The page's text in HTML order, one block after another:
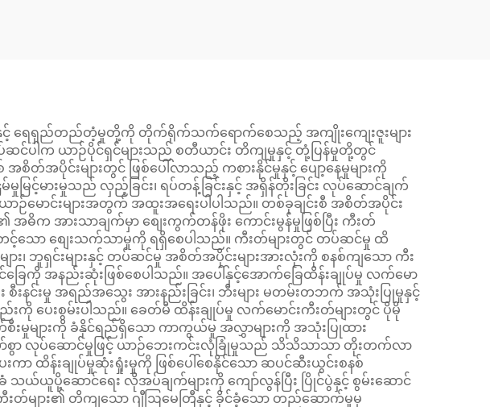
နှင့် ရေရှည်တည်တံ့မှုတို့ကို တိုက်ရိုက်သက်ရောက်စေသည့် အကျိုးကျေးဇူးများ
င်ပါက ယာဉ်ပိုင်ရှင်များသည် စတီယာင်း တိကျမှုနှင့် တုံ့ပြန်မှုတို့တွင်
တ်အပိုင်းများတွင် ဖြစ်ပေါ်လာသည့် ကစားနိုင်မှုနှင့် ပျော့နေမှုများကို
ြင့်မားမှုသည် လှည့်ခြင်း၊ ရပ်တန့်ခြင်းနှင့် အရှိန်တိုးခြင်း လုပ်ဆောင်ချက်
မောင်းများအတွက် အထူးအရေးပါပါသည်။ တစ်ခုချင်းစီ အစိတ်အပိုင်း
အဓိက အားသာချက်မှာ စျေးကွက်တန်ဖိုး ကောင်းမွန်မှုဖြစ်ပြီး ကီးတ်
သော စျေးသက်သာမှုကို ရရှိစေပါသည်။ ကီးတ်များတွင် တပ်ဆင်မှု ထိ
ဘူရှင်းများနှင့် တပ်ဆင်မှု အစိတ်အပိုင်းများအားလုံးကို စနစ်ကျသော ကီး
ြေကို အနည်းဆုံးဖြစ်စေပါသည်။ အပေါ်နှင့်အောက်ခြေထိန်းချုပ်မှု လက်မော
င်းမှု အရည်အသွေး အားနည်းခြင်း၊ ဘီးများ မတမ်းတဘက် အသုံးပြုမှုနှင့်
ည်းကို ပေးစွမ်းပါသည်။ ခေတ်မီ ထိန်းချုပ်မှု လက်မောင်းကီးတ်များတွင် ပိုမို
စီးမှုများကို ခံနိုင်ရည်ရှိသော ကာကွယ်မှု အလွှာများကို အသုံးပြုထား
ော်စွာ လုပ်ဆောင်မှုဖြင့် ယာဉ်ဘေးကင်းလုံခြုံမှုသည် သိသိသာသာ တိုးတက်လာ
ကာ ထိန်းချုပ်မှုဆုံးရှုံးမှုကို ဖြစ်ပေါ်စေနိုင်သော ဆပင်ဆီးယွင်းစနစ်
ယ်ယူပို့ဆောင်ရေး လိုအပ်ချက်များကို ကျော်လွန်ပြီး ပြိုင်ပွဲနှင့် စွမ်းဆောင်
းတ်များ၏ တိကျသော ဂျီဩမေတြီနှင့် ခိုင်ခံ့သော တည်ဆောက်မှုမှ